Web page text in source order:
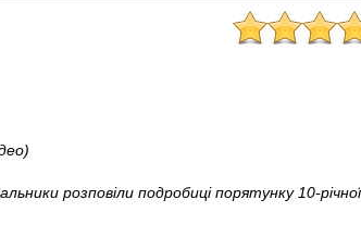
розповіли подробиці порятунку 10-річної